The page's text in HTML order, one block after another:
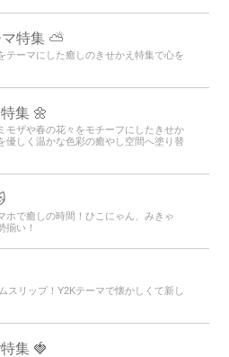
特集 ⛅
テーマにした癒しのきせかえ特集で心を
集 🌼
モザや春の花々をモチーフにしたきせか
優しく温かな色彩の癒やし空間へ塗り替
ホで癒しの時間！ひこにゃん、みきゃ
揃い！
スリップ！Y2Kテーマで懐かしくて新し
集 🍓